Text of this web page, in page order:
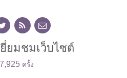
ยมชมเว็บไซต์
ครั้ง